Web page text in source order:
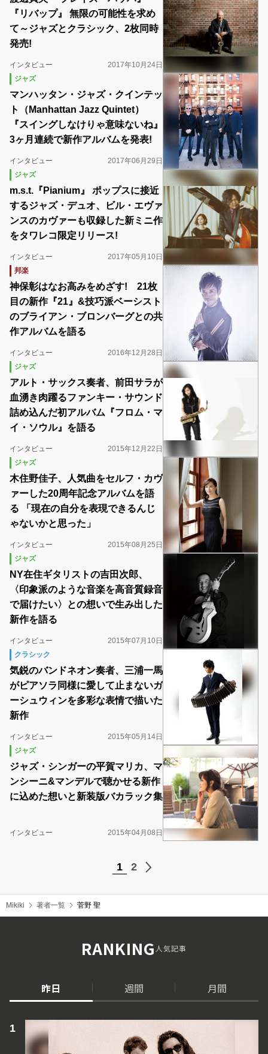
『リバップ』 無限の可能性を求め
て～ジャズとクラシック、2枚同時
発売!
インタビュー
2017年10月24日
ジャズ
マンハッタン・ジャズ・クインテッ
ト（Manhattan Jazz Quintet）
『スイングしなけりゃ意味ないね』
3ヶ月連続で新作アルバムを発表!
インタビュー
2017年06月29日
ジャズ
m.s.t.『Pianium』 ポップスに接近
するジャズ・デュオ、ビル・エヴァ
ンスのカヴァーも収録した新ミニ作
をタワレコ限定リリース!
インタビュー
2017年05月10日
邦楽
神保彰はなお高みをめざす! 21枚
目の新作『21』&技巧派ベーシスト
のブライアン・ブロンバーグとの共
作アルバムを語る
インタビュー
2016年12月28日
ジャズ
アルト・サックス奏者、前田サラが
血湧き肉躍るファンキー・サウンド
詰め込んだ初アルバム『フロム・マ
イ・ソウル』を語る
インタビュー
2015年12月22日
ジャズ
木住野佳子、人気曲をセルフ・カヴ
ァーした20周年記念アルバムを語
る 「現在の自分を表現できるんじ
ゃないかと思った」
インタビュー
2015年08月25日
ジャズ
NY在住ギタリストの吉田次郎、
〈印象派のような音楽を高音質録音
で届けたい〉との想いで生み出した
新作を語る
インタビュー
2015年07月10日
クラシック
気鋭のバンドネオン奏者、三浦一馬
がピアソラ同様に愛して止まないガ
ーシュウィンを多彩な表情で描いた
新作
インタビュー
2015年05月14日
ジャズ
ジャズ・シンガーの平賀マリカ、マ
ンシーニ&マンデルで聴かせる新作
に込めた想いと新装版バカラック集
インタビュー 2015年04月08日
1 2
Mikiki 著者一覧 菅野 聖
RANKING人気記事
昨日 週間 月間